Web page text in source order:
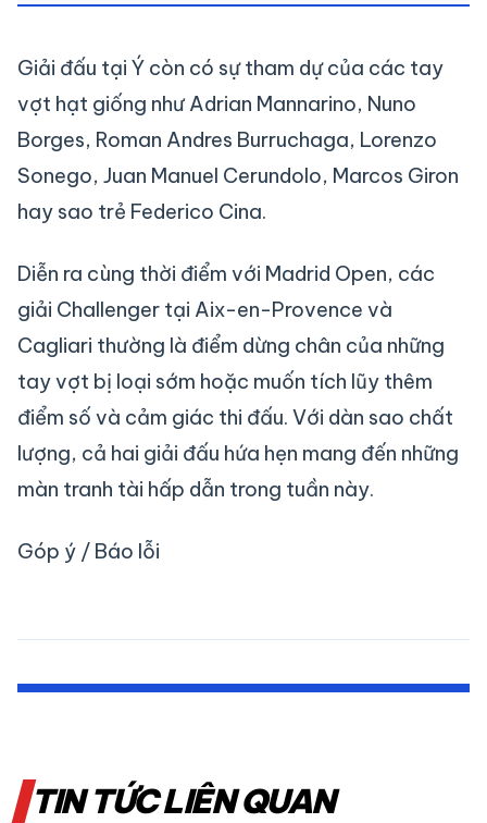
Giải đấu tại Ý còn có sự tham dự của các tay
vợt hạt giống như Adrian Mannarino, Nuno
Borges, Roman Andres Burruchaga, Lorenzo
Sonego, Juan Manuel Cerundolo, Marcos Giron
hay sao trẻ Federico Cina.
Diễn ra cùng thời điểm với Madrid Open, các
giải Challenger tại Aix-en-Provence và
Cagliari thường là điểm dừng chân của những
tay vợt bị loại sớm hoặc muốn tích lũy thêm
điểm số và cảm giác thi đấu. Với dàn sao chất
lượng, cả hai giải đấu hứa hẹn mang đến những
màn tranh tài hấp dẫn trong tuần này.
Góp ý / Báo lỗi
TIN TỨC LIÊN QUAN